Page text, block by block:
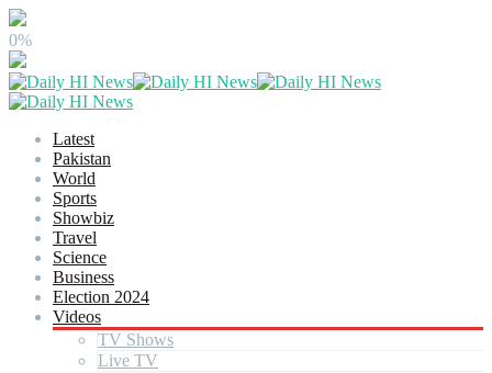
0%
Latest
Pakistan
World
Sports
Showbiz
Travel
Science
Business
Election 2024
Videos
TV Shows
Live TV